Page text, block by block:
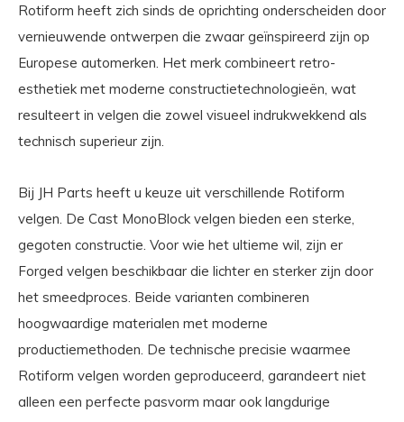
Rotiform heeft zich sinds de oprichting onderscheiden door
vernieuwende ontwerpen die zwaar geïnspireerd zijn op
Europese automerken. Het merk combineert retro-
esthetiek met moderne constructietechnologieën, wat
resulteert in velgen die zowel visueel indrukwekkend als
technisch superieur zijn.
Bij JH Parts heeft u keuze uit verschillende Rotiform
velgen. De Cast MonoBlock velgen bieden een sterke,
gegoten constructie. Voor wie het ultieme wil, zijn er
Forged velgen beschikbaar die lichter en sterker zijn door
het smeedproces. Beide varianten combineren
hoogwaardige materialen met moderne
productiemethoden. De technische precisie waarmee
Rotiform velgen worden geproduceerd, garandeert niet
alleen een perfecte pasvorm maar ook langdurige